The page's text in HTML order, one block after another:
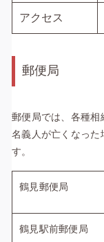
アクセス
郵便局
郵便局では、各種相
名義人が亡くなった
す。
鶴見郵便局
鶴見駅前郵便局